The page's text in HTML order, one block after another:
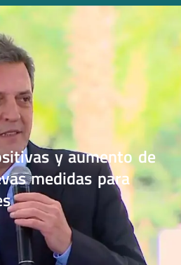
y aumento de
medidas para